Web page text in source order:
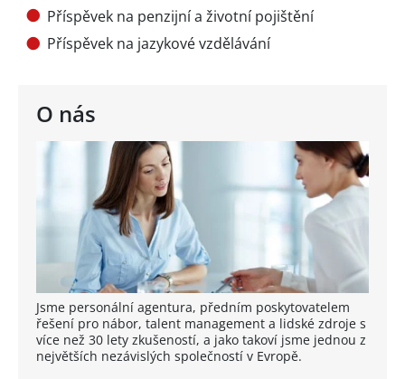
O nás
Jsme personální agentura, předním poskytovatelem
řešení pro nábor, talent management a lidské zdroje s
více než 30 lety zkušeností, a jako takoví jsme jednou z
největších nezávislých společností v Evropě.
Příspěvek na penzijní a životní pojištění
Příspěvek na jazykové vzdělávání